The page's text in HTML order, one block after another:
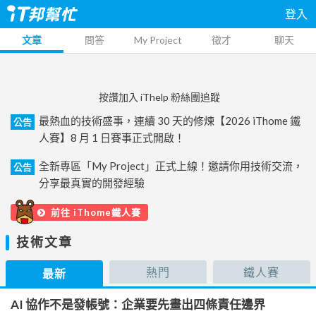
登入
文章 問答 My Project 徵才 聊天
按讚加入 iThelp 粉絲團追蹤
公告
最熱血的技術盛事，連續 30 天的修煉【2026 iThome 鐵
人賽】8 月 1 日賽事正式開啟！
公告
全新專區「My Project」正式上線！邀請你用技術交流，
分享最真實的開發經驗
前往 iThome鐵人賽
技術文章
最新 熱門 鐵人賽
AI 協作不是發帳號：企業要先畫出四條責任邊界